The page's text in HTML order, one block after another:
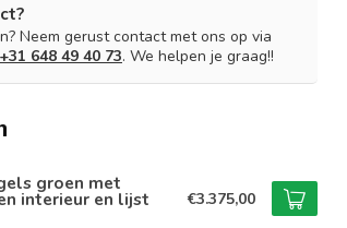
Neem gerust contact met ons op via
+31 648 49 40 73. We helpen je graag!!
groen met
interieur en lijst €3.375,00